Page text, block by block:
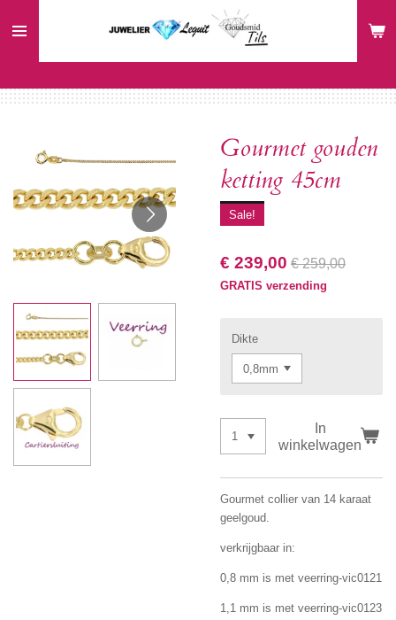
direct
hoofdinhoud
Gourmet gouden
ketting 45cm
Sale!
€ 239,00 € 259,00
GRATIS verzending
Dikte
In
winkelwagen
Gourmet collier van 14 karaat
geelgoud.
verkrijgbaar in:
0,8 mm is met veerring-vic0121
1,1 mm is met veerring-vic0123